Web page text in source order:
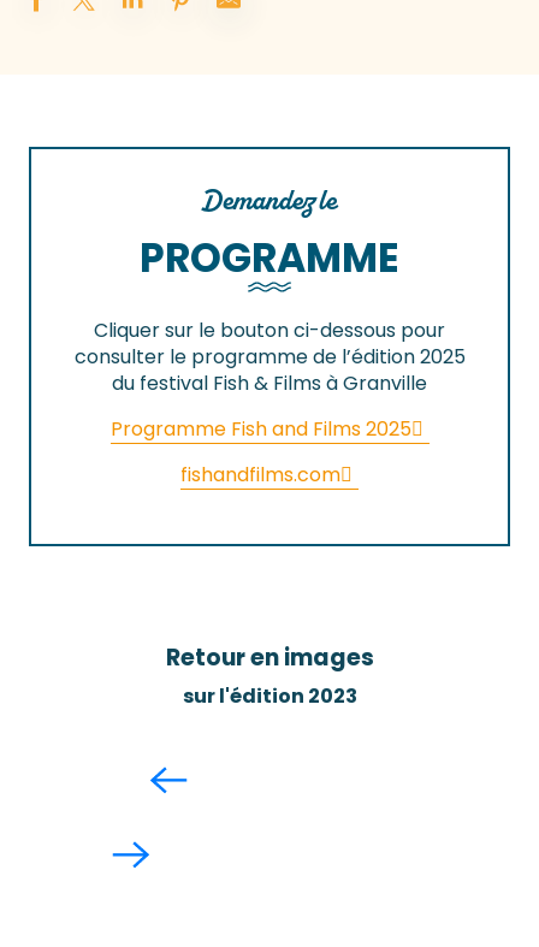
Demandez le
PROGRAMME
Cliquer sur le bouton ci-dessous pour
consulter le programme de l’édition 2025
du festival Fish & Films à Granville
Programme Fish and Films 2025
fishandfilms.com
Retour en images
sur l'édition 2023